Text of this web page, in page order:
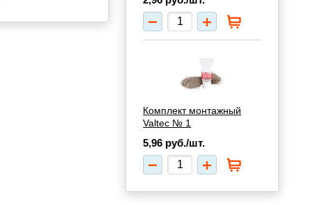
Комплект монтажный
Valtec № 1
5,96 руб./шт.